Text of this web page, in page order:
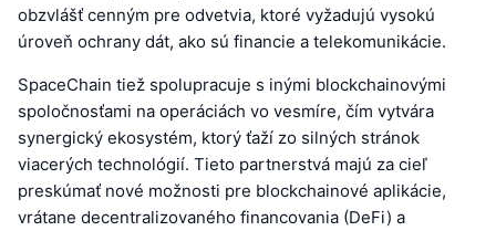
obzvlášť cenným pre odvetvia, ktoré vyžadujú vysokú
úroveň ochrany dát, ako sú financie a telekomunikácie.
SpaceChain tiež spolupracuje s inými blockchainovými
spoločnosťami na operáciách vo vesmíre, čím vytvára
synergický ekosystém, ktorý ťaží zo silných stránok
viacerých technológií. Tieto partnerstvá majú za cieľ
preskúmať nové možnosti pre blockchainové aplikácie,
vrátane decentralizovaného financovania (DeFi) a